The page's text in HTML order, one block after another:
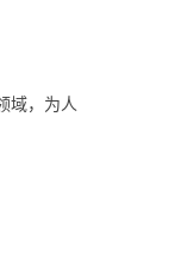
域，为人